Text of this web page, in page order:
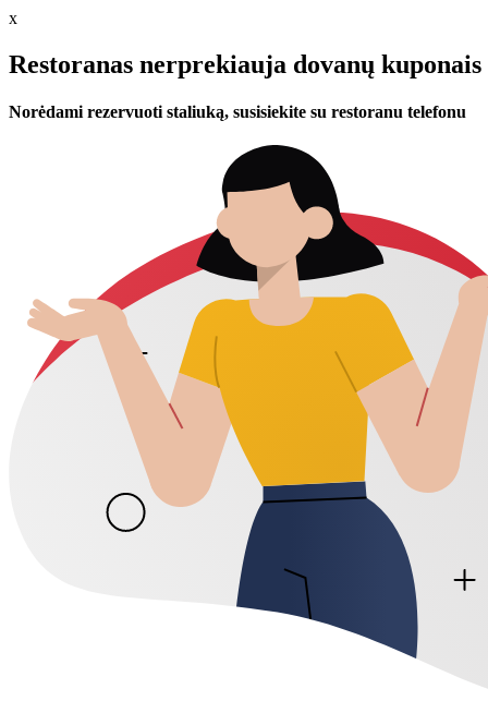
x
Restoranas nerprekiauja dovanų
Norėdami rezervuoti staliuką, susisiekite su restoranu telefonu